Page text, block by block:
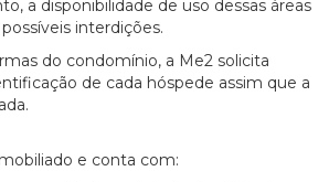
a disponibilidade de uso dessas áreas
interdições.
do condomínio, a Me2 solicita
de cada hóspede assim que a
e conta com: